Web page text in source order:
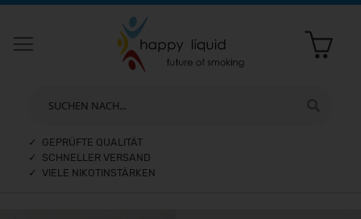
SUCHEN NACH...
✓ GEPRÜFTE QUALITÄT
✓ SCHNELLER VERSAND
✓ VIELE NIKOTINSTÄRKEN